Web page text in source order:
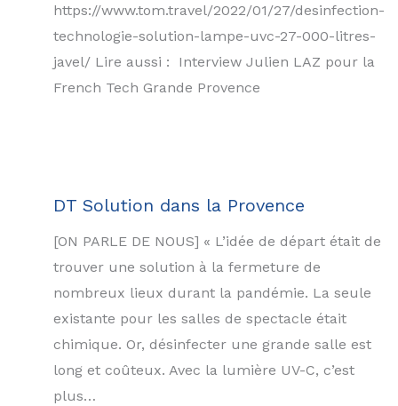
https://www.tom.travel/2022/01/27/desinfection-
technologie-solution-lampe-uvc-27-000-litres-
javel/ Lire aussi : Interview Julien LAZ pour la
French Tech Grande Provence
DT Solution dans la Provence
[ON PARLE DE NOUS] « L’idée de départ était de
trouver une solution à la fermeture de
nombreux lieux durant la pandémie. La seule
existante pour les salles de spectacle était
chimique. Or, désinfecter une grande salle est
long et coûteux. Avec la lumière UV-C, c’est
plus…